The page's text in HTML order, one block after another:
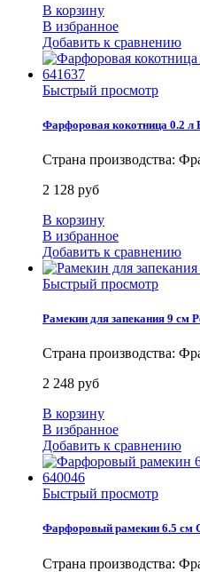
В корзину
В избранное
Добавить к сравнению
Быстрый просмотр
Фарфоровая кокотница 0.2 л
Страна производства:
2 128 руб
В корзину
В избранное
Добавить к сравнению
Быстрый просмотр
Рамекин для запекания 9 см
Страна производства:
2 248 руб
В корзину
В избранное
Добавить к сравнению
Быстрый просмотр
Фарфоровый рамекин 6.5 см
Страна производства: